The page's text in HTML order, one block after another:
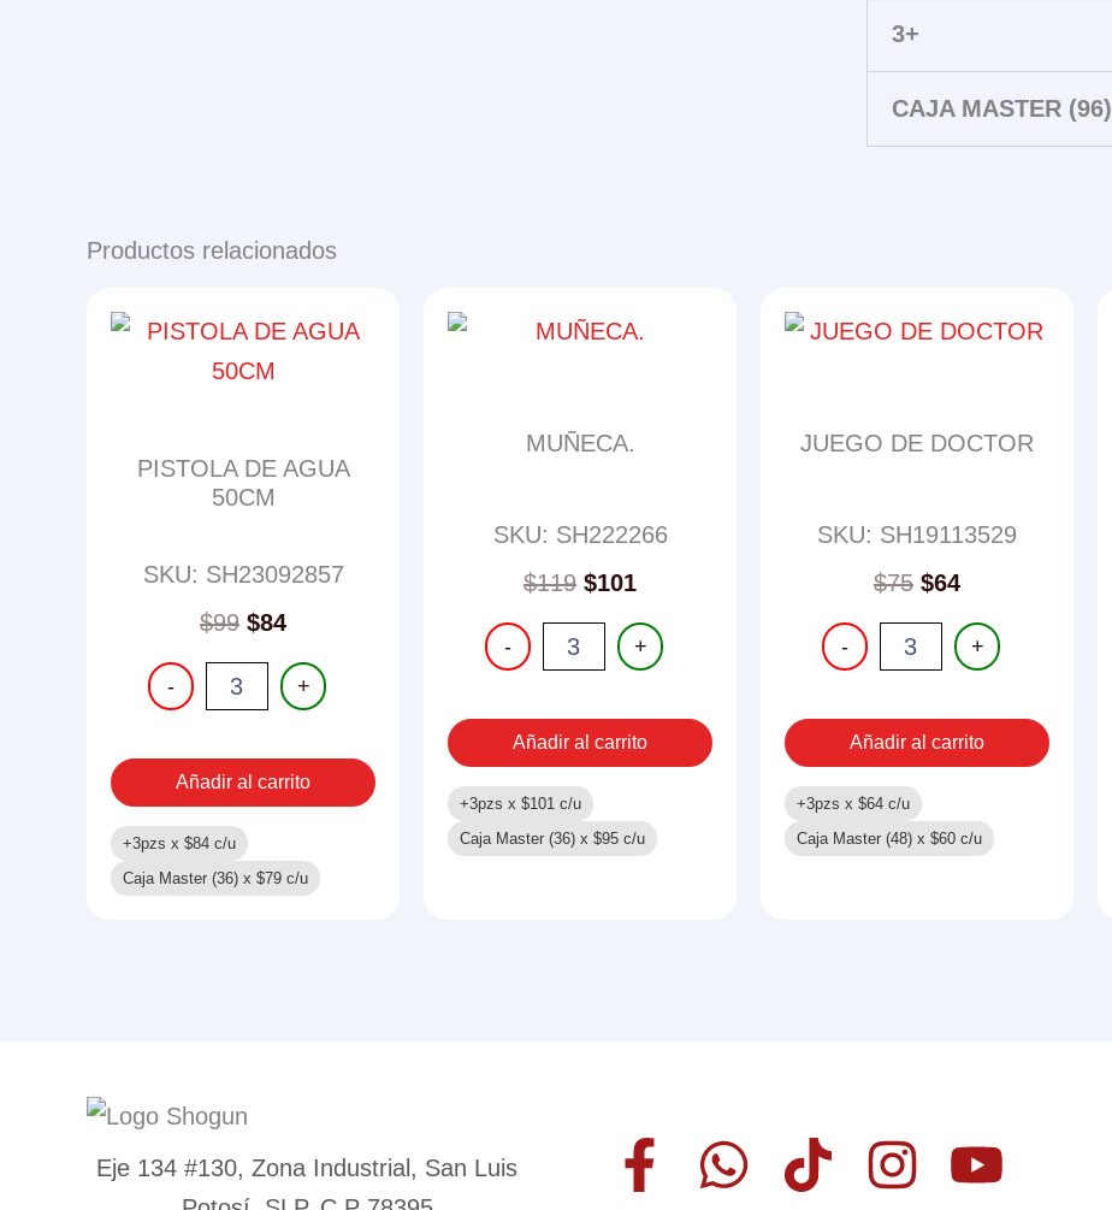
3+
CAJA MASTER (96)
Productos relacionados
PISTOLA DE AGUA
50CM
SKU: SH23092857
$99 $84
-
PISTOLA
DE
cantidad
+
Añadir al carrito
+3pzs x $84 c/u
Caja Master (36) x $79 c/u
MUÑECA.
SKU: SH222266
$119 $101
-
MUÑECA.
cantidad
+
Añadir al carrito
+3pzs x $101 c/u
Caja Master (36) x $95 c/u
JUEGO DE DOCTOR
SKU: SH19113529
$75 $64
-
JUEGO
DE
+
Añadir al carrito
+3pzs x $64 c/u
Caja Master (48) x $60 c/u
Eje 134 #130, Zona Industrial, San Luis